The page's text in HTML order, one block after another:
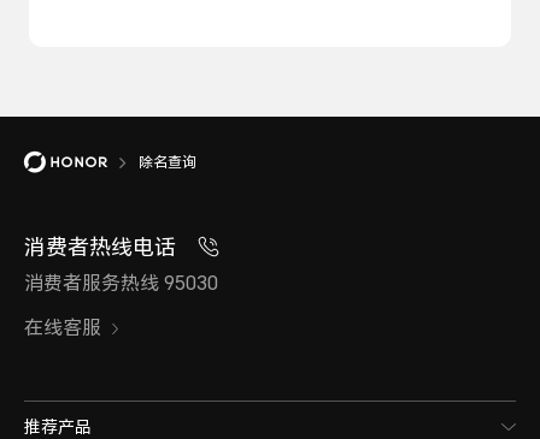
除名查询
消费者热线电话
消费者服务热线 95030
在线客服
推荐产品